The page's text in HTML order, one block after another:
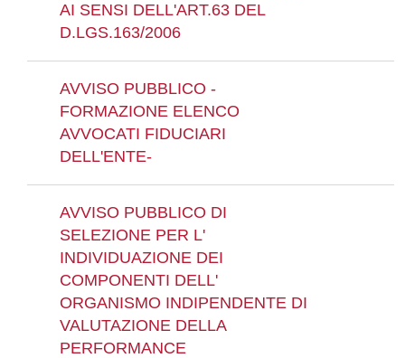
AI SENSI DELL'ART.63 DEL
D.LGS.163/2006
AVVISO PUBBLICO -
FORMAZIONE ELENCO
AVVOCATI FIDUCIARI
DELL'ENTE-
AVVISO PUBBLICO DI
SELEZIONE PER L'
INDIVIDUAZIONE DEI
COMPONENTI DELL'
ORGANISMO INDIPENDENTE DI
VALUTAZIONE DELLA
PERFORMANCE